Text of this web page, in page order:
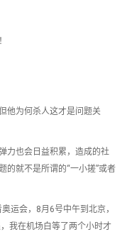
他为何杀人这才是问题关
力也会日益积累，造成的社
的就不是所谓的“一小搓”或者
运会，8月6号中午到北京，
我在机场白等了两个小时才